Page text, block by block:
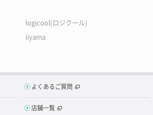
logicool(ロジクール)
iiyama
よくあるご質問
店舗一覧